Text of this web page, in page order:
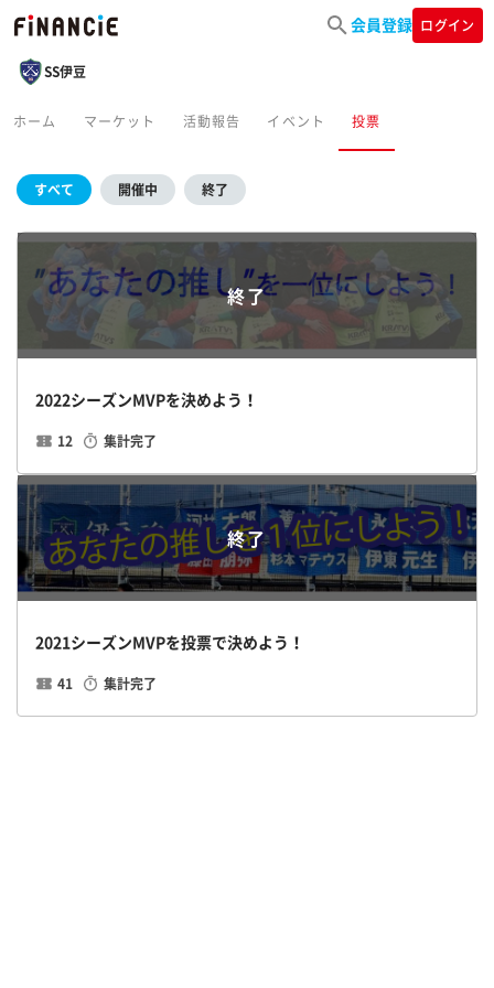
会員登録 ログイン
SS伊豆
ホーム マーケット 活動報告 イベント 投票
すべて 開催中 終了
終了
2022シーズンMVPを決めよう！
12 集計完了
終了
2021シーズンMVPを投票で決めよう！
41 集計完了